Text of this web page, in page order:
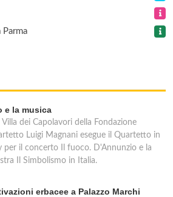
Parma
e la musica
Villa dei Capolavori della Fondazione
Luigi Magnani esegue il Quartetto in
per il concerto Il fuoco. D'Annunzio e la
Il Simbolismo in Italia.
erbacee a Palazzo Marchi